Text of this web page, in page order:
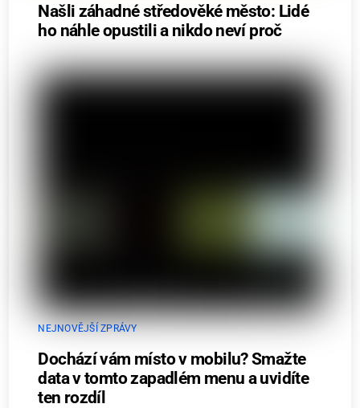
Našli záhadné středověké město: Lidé
ho náhle opustili a nikdo neví proč
NEJNOVĚJŠÍ ZPRÁVY
Dochází vám místo v mobilu? Smažte
data v tomto zapadlém menu a uvidíte
ten rozdíl